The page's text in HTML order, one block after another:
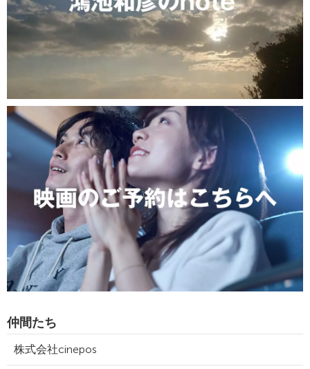
仲間たち
株式会社cinepos